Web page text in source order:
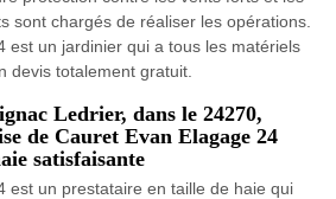
sont chargés de réaliser les opérations.
est un jardinier qui a tous les matériels
devis totalement gratuit.
Ledrier, dans le 24270,
de Cauret Evan Elagage 24
satisfaisante
est un prestataire en taille de haie qui